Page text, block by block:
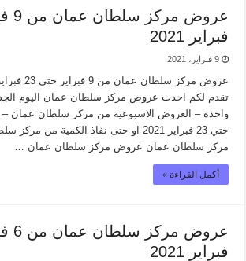
فبراير 2021
9 فبراير، 2021
تقدم لكم احدث عروض مركز سلطان عمان اليوم
حتي 23 فبراير 2021 او حتى نفاذ الكمية
مركز سلطان عمان عروض مركز سلطان عمان …
أكمل القراءة »
فبراير 2021